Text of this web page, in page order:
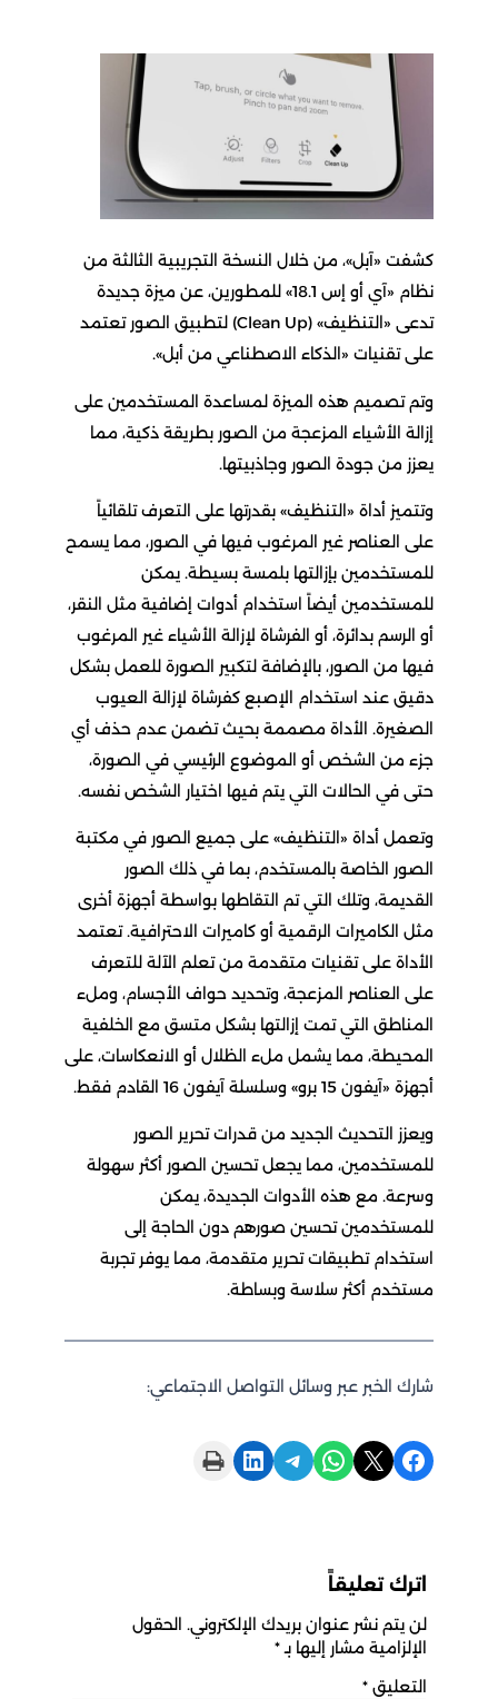
كشفت «آبل»، من خلال النسخة التجريبية الثالثة من
نظام «آي أو إس 18.1» للمطورين، عن ميزة جديدة
تدعى «التنظيف» (Clean Up) لتطبيق الصور تعتمد
على تقنيات «الذكاء الاصطناعي من أبل».
وتم تصميم هذه الميزة لمساعدة المستخدمين على
إزالة الأشياء المزعجة من الصور بطريقة ذكية، مما
يعزز من جودة الصور وجاذبيتها.
وتتميز أداة «التنظيف» بقدرتها على التعرف تلقائياً
على العناصر غير المرغوب فيها في الصور، مما يسمح
للمستخدمين بإزالتها بلمسة بسيطة. يمكن
للمستخدمين أيضاً استخدام أدوات إضافية مثل النقر،
أو الرسم بدائرة، أو الفرشاة لإزالة الأشياء غير المرغوب
فيها من الصور، بالإضافة لتكبير الصورة للعمل بشكل
دقيق عند استخدام الإصبع كفرشاة لإزالة العيوب
الصغيرة. الأداة مصممة بحيث تضمن عدم حذف أي
جزء من الشخص أو الموضوع الرئيسي في الصورة،
حتى في الحالات التي يتم فيها اختيار الشخص نفسه.
وتعمل أداة «التنظيف» على جميع الصور في مكتبة
الصور الخاصة بالمستخدم، بما في ذلك الصور
القديمة، وتلك التي تم التقاطها بواسطة أجهزة أخرى
مثل الكاميرات الرقمية أو كاميرات الاحترافية. تعتمد
الأداة على تقنيات متقدمة من تعلم الآلة للتعرف
على العناصر المزعجة، وتحديد حواف الأجسام، وملء
المناطق التي تمت إزالتها بشكل متسق مع الخلفية
المحيطة، مما يشمل ملء الظلال أو الانعكاسات، على
أجهزة «آيفون 15 برو» وسلسلة آيفون 16 القادم فقط.
ويعزز التحديث الجديد من قدرات تحرير الصور
للمستخدمين، مما يجعل تحسين الصور أكثر سهولة
وسرعة. مع هذه الأدوات الجديدة، يمكن
للمستخدمين تحسين صورهم دون الحاجة إلى
استخدام تطبيقات تحرير متقدمة، مما يوفر تجربة
مستخدم أكثر سلاسة وبساطة.
شارك الخبر عبر وسائل التواصل الاجتماعي:
Share on Facebook
Share on X
Share on WhatsApp
Share on Telegram
Share on LinkedIn
Print this Page
اترك تعليقاً
لن يتم نشر عنوان بريدك الإلكتروني. الحقول
الإلزامية مشار إليها بـ*
التعليق *